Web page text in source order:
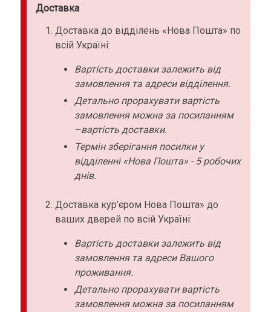
Доставка
Доставка до відділень «Нова Пошта» по
всій Україні:
Вартість доставки залежить від
замовлення та адреси відділення.
Детально прорахувати вартість
замовлення можна за посиланням
–вартість доставки.
Термін зберігання посилки у
відділенні «Нова Пошта» - 5 робочих
днів.
Доставка кур’єром Нова Пошта» до
ваших дверей по всій Україні:
Вартість доставки залежить від
замовлення та адреси Вашого
проживання.
Детально прорахувати вартість
замовлення можна за посиланням